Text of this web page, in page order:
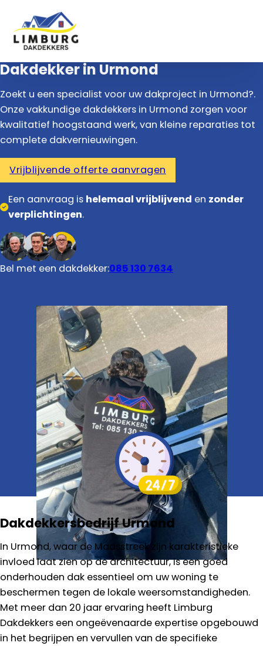
Dakdekker in Urmond
Zoekt u een specialist voor uw dakproject in Urmond?.
Onze vakkundige dakdekkers in Urmond zorgen voor
kwalitatief hoogstaand werk, van kleine reparaties tot
complete dakvernieuwingen.
Vrijblijvende offerte aanvragen
Een aanvraag is helemaal vrijblijvend en zonder
verplichtingen.
Bel met een dakdekker:085 130 7634
Dakdekkersbedrijf Urmond
In Urmond, waar de Maasstreek zijn karakteristieke
invloed laat zien op de architectuur, is een goed
onderhouden dak essentieel om uw woning te
beschermen tegen de lokale weersomstandigheden.
Met meer dan 20 jaar ervaring heeft Limburg
Dakdekkers een ongeëvenaarde expertise opgebouwd
in het begrijpen en vervullen van de specifieke